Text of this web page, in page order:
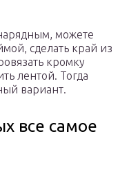
можете
сделать край из
кромку
лентой. Тогда
вариант.
все самое